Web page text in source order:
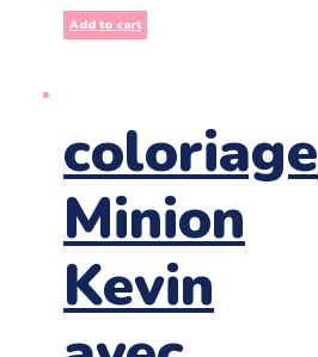
Add to cart
coloriage
Minion
Kevin